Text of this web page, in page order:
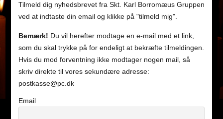
Tilmeld dig nyhedsbrevet fra Skt. Karl Borromæus Gruppen
ved at indtaste din email og klikke på "tilmeld mig".
Bemærk! Du vil herefter modtage en e-mail med et link,
som du skal trykke på for endeligt at bekræfte tilmeldingen.
Hvis du mod forventning ikke modtager nogen mail, så
skriv direkte til vores sekundære adresse:
postkasse@pc.dk
Email